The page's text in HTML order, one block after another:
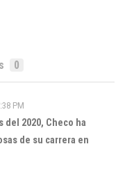
0
PM
del 2020, Checo ha
de su carrera en